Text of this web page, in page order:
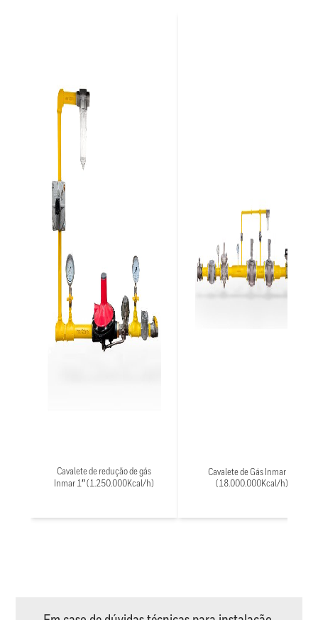
Cavalete de redução de gás
Inmar 1″ (1.250.000Kcal/h)
Cavalete de Gás Inmar 6″
(18.000.000Kcal/h)